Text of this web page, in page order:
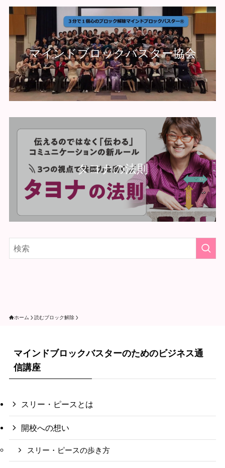
マインドブロックバスター協会
タヨナの法則
ホーム 読むブロック解除
マインドブロックバスターのためのビジネス通
信講座
スリー・ピースとは
開校への想い
スリー・ピースの歩き方